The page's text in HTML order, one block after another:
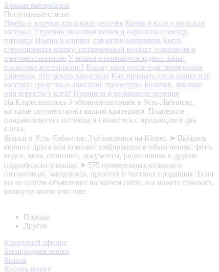
Больше материалов
Популярные статьи
Имена и клички для кошек-девочек Кровь в кале у кота или
котенка: 7 причин возникновения и варианты помощи
питомцу Имена и клички для котов-мальчиков Когда
стерилизовать кошку: оптимальный возраст, показания и
противопоказания У кошки отнимаются задние лапы:
насколько все серьезно? Кошку рвет после еды: возможные
причины, что делать владельцу Как промыть глаза кошке или
котенку: средства и описание процедуры Болячки, язвочки
или коросты у кота? Причины и возможное лечение
На Kinpet нашлось 3 объявления кошек в Усть-Лабинске,
которые соответствуют вашим критериям. Подберите
понравившегося питомца и свяжитесь с продавцом в два
клика.
Кошки в Усть-Лабинске: 3 объявления на Kinpet. ➤ Выбрать
верного друга вам поможет информация в объявлениях: фото,
видео, цена, описание, документы, родословная и другие
подробности о кошке. ➤ 575 проверенных отзывов о
питомниках, заводчиках, приютах и частных продавцах. Если
вы не нашли объявление на нашем сайте, вы можете поискать
кошку на авито или юле.
Породы
Другое
Канадский сфинкс
Беспородная кошка
Котята
Купить кошку